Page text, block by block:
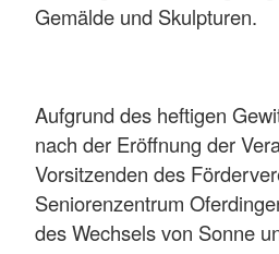
Gemälde und Skulpturen.
Aufgrund des heftigen
nach der Eröffnung der
Vorsitzenden des
Seniorenzentrum
des Wechsels von Sonne